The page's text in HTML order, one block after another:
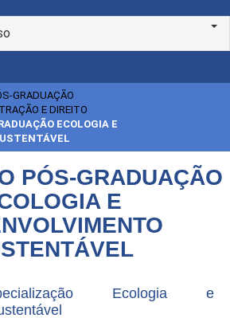
GRADUAÇÃO
E DIREITO
ECOLOGIA E
PÓS-GRADUAÇÃO
E
Ecologia e